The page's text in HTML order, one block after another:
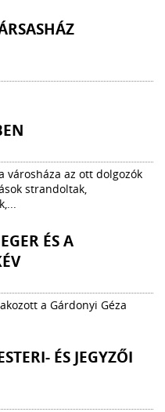
városháza az ott dolgozók
strandoltak,
ÉS A
a Gárdonyi Géza
ÉS JEGYZŐI